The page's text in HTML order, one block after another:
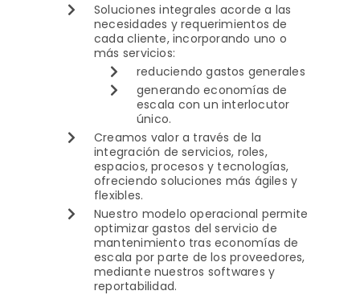
Soluciones integrales acorde a las
necesidades y requerimientos de
cada cliente, incorporando uno o
más servicios:
reduciendo gastos generales
generando economías de
escala con un interlocutor
único.
Creamos valor a través de la
integración de servicios, roles,
espacios, procesos y tecnologías,
ofreciendo soluciones más ágiles y
flexibles.
Nuestro modelo operacional permite
optimizar gastos del servicio de
mantenimiento tras economías de
escala por parte de los proveedores,
mediante nuestros softwares y
reportabilidad.